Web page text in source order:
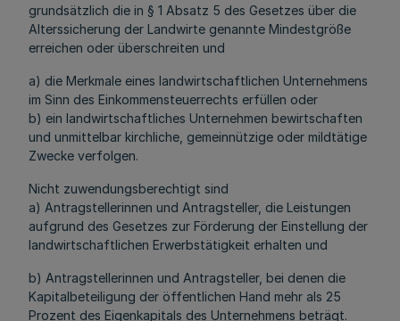
grundsätzlich die in § 1 Absatz 5 des Gesetzes über die
Alterssicherung der Landwirte genannte Mindestgröße
erreichen oder überschreiten und
a) die Merkmale eines landwirtschaftlichen Unternehmens
im Sinn des Einkommensteuerrechts erfüllen oder
b) ein landwirtschaftliches Unternehmen bewirtschaften
und unmittelbar kirchliche, gemeinnützige oder mildtätige
Zwecke verfolgen.
Nicht zuwendungsberechtigt sind
a) Antragstellerinnen und Antragsteller, die Leistungen
aufgrund des Gesetzes zur Förderung der Einstellung der
landwirtschaftlichen Erwerbstätigkeit erhalten und
b) Antragstellerinnen und Antragsteller, bei denen die
Kapitalbeteiligung der öffentlichen Hand mehr als 25
Prozent des Eigenkapitals des Unternehmens beträgt.